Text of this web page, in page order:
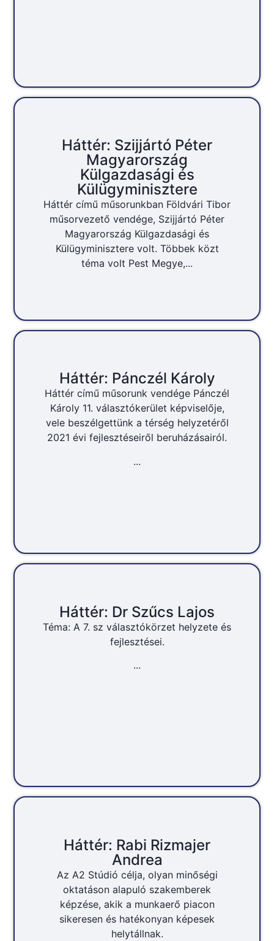
Háttér: Szijjártó Péter
Magyarország
Külgazdasági és
Külügyminisztere
Háttér című műsorunkban Földvári Tibor
műsorvezető vendége, Szijjártó Péter
Magyarország Külgazdasági és
Külügyminisztere volt. Többek közt
téma volt Pest Megye,...
Háttér: Pánczél Károly
Háttér című műsorunk vendége Pánczél
Károly 11. választókerület képviselője,
vele beszélgettünk a térség helyzetéről
2021 évi fejlesztéseiről beruházásairól.
...
Háttér: Dr Szűcs Lajos
Téma: A 7. sz választókörzet helyzete és
fejlesztései.
...
Háttér: Rabi Rizmajer
Andrea
Az A2 Stúdió célja, olyan minőségi
oktatáson alapuló szakemberek
képzése, akik a munkaerő piacon
sikeresen és hatékonyan képesek
helytállnak.